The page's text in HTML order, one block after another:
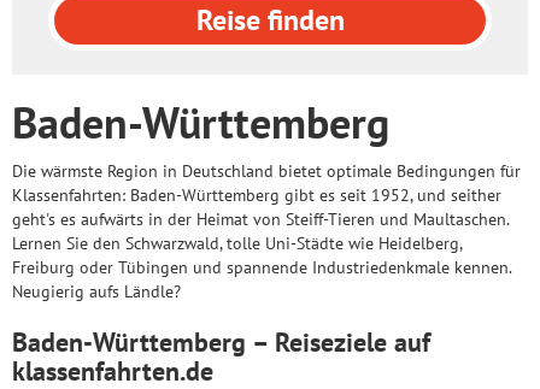
Reisefinden
Baden-Württemberg
Die wärmste Region in Deutschland bietet optimale Bedingungen für
Klassenfahrten: Baden-Württemberg gibt es seit 1952, und seither
geht's es aufwärts in der Heimat von Steiff-Tieren und Maultaschen.
Lernen Sie den Schwarzwald, tolle Uni-Städte wie Heidelberg,
Freiburg oder Tübingen und spannende Industriedenkmale kennen.
Neugierig aufs Ländle?
Baden-Württemberg – Reiseziele auf
klassenfahrten.de